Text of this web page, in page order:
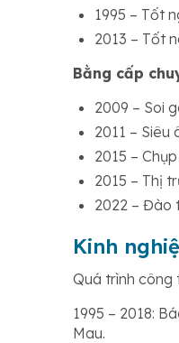
1995 – Tốt
2013 – Tốt
Bằng cấp
2009 – Soi
2011 – Siêu
2015 –
2015 – Thị
2022 – Đào
Kinh
Quá trình công
1995 – 2018:
Mau.